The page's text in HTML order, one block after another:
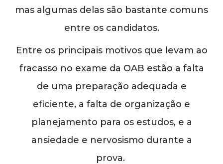
mas algumas delas são bastante comuns
entre os candidatos.
Entre os principais motivos que levam ao
fracasso no exame da OAB estão a falta
de uma preparação adequada e
eficiente, a falta de organização e
planejamento para os estudos, e a
ansiedade e nervosismo durante a
prova.